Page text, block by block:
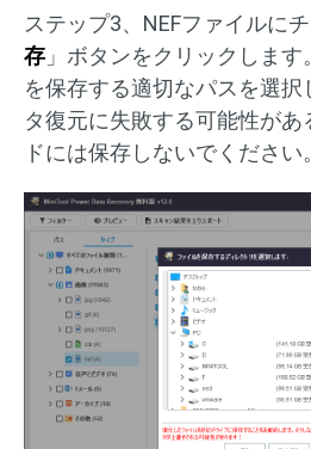
ステップ3、NEFファイルに
存 」ボタンをクリックしま
を保存する適切なパスを選
タ復元に失敗する可能性があ
ドには保存しないでください。